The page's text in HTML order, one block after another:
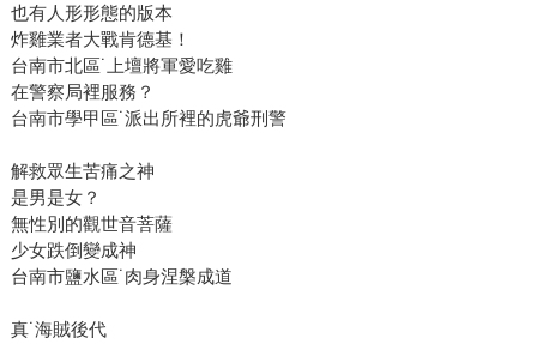
也有人形形態的版本
炸雞業者大戰肯德基！
台南市北區˙上壇將軍愛吃雞
在警察局裡服務？
台南市學甲區˙派出所裡的虎爺刑警
解救眾生苦痛之神
是男是女？
無性別的觀世音菩薩
少女跌倒變成神
台南市鹽水區˙肉身涅槃成道
真˙海賊後代